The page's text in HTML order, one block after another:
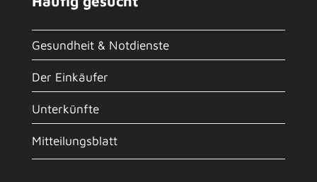
Gesundheit & Notdienste
Der Einkäufer
Unterkünfte
Mitteilungsblatt